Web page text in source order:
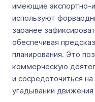
имеющие экспортно-
используют
заранее
обеспечивая
планирования. Это
коммерческую
и сосредоточиться
угадывании движения